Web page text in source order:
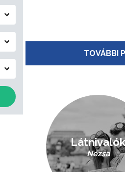
TOVÁBBI
Nézsa